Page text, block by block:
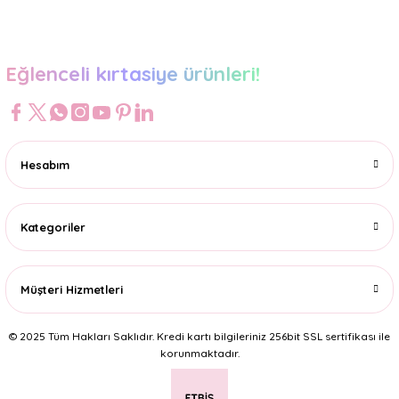
Eğlenceli kırtasiye ürünleri!
Hesabım
Kategoriler
Müşteri Hizmetleri
© 2025 Tüm Hakları Saklıdır. Kredi kartı bilgileriniz 256bit SSL sertifikası ile
korunmaktadır.